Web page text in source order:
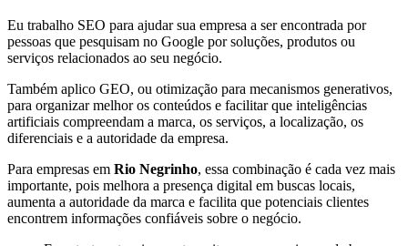
Eu trabalho SEO para ajudar sua empresa a ser encontrada por
pessoas que pesquisam no Google por soluções, produtos ou
serviços relacionados ao seu negócio.
Também aplico GEO, ou otimização para mecanismos generativos,
para organizar melhor os conteúdos e facilitar que inteligências
artificiais compreendam a marca, os serviços, a localização, os
diferenciais e a autoridade da empresa.
Para empresas em Rio Negrinho, essa combinação é cada vez mais
importante, pois melhora a presença digital em buscas locais,
aumenta a autoridade da marca e facilita que potenciais clientes
encontrem informações confiáveis sobre o negócio.